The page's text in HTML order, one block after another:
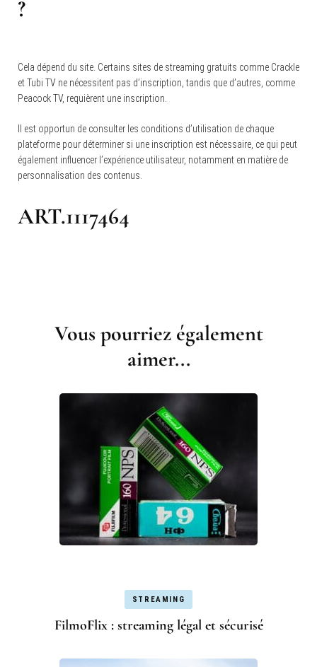
?
Cela dépend du site. Certains sites de streaming gratuits comme Crackle
et Tubi TV ne nécessitent pas d’inscription, tandis que d’autres, comme
Peacock TV, requièrent une inscription.
Il est opportun de consulter les conditions d’utilisation de chaque
plateforme pour déterminer si une inscription est nécessaire, ce qui peut
également influencer l’expérience utilisateur, notamment en matière de
personnalisation des contenus.
ART.1117464
Vous pourriez également
aimer...
STREAMING
FilmoFlix : streaming légal et sécurisé